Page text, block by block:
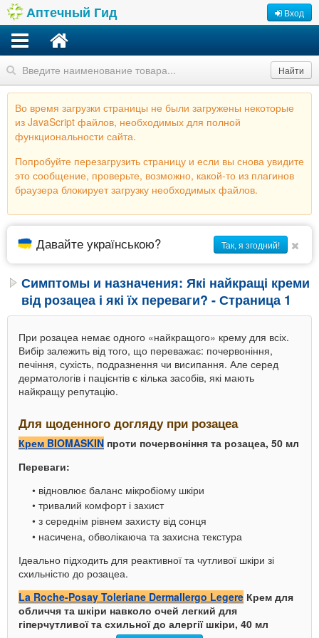
Аптечный Гид Вход
Найти
Во время загрузки страницы не были загружены некоторые
из JavaScript файлов, необходимых для полной
функциональности сайта.
Попробуйте перезагрузить страницу и если вы снова увидите
это сообщение, проверьте, возможно, какой-то из плагинов
браузера блокирует загрузку необходимых файлов.
Давайте українською? Так, я згодний!
Симптомы и назначения: Які найкращі креми
від розацеа і які їх переваги? - Страница 1
При розацеа немає одного «найкращого» крему для всіх.
Вибір залежить від того, що переважає: почервоніння,
печіння, сухість, подразнення чи висипання. Але серед
дерматологів і пацієнтів є кілька засобів, які мають
найкращу репутацію.
Для щоденного догляду при розацеа
Крем BIOMASKIN проти почервоніння та розацеа, 50 мл
Переваги:
відновлює баланс мікробіому шкіри
тривалий комфорт і захист
з середнім рівнем захисту від сонця
насичена, обволікаюча та захисна текстура
Ідеально підходить для реактивної та чутливої ​​шкіри зі
схильністю до розацеа.
La Roche-Posay Toleriane Dermallergo Legere Крем для
обличчя та шкіри навколо очей легкий для
гіперчутливої та схильної до алергії шкіри, 40 мл